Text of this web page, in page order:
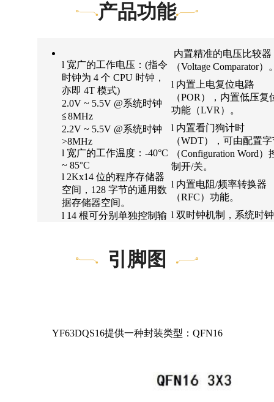
产品功能
l 宽广的工作电压：(指令
时钟为 4 个 CPU 时钟，
亦即 4T 模式)
2.0V ~ 5.5V @系统时钟
≦8MHz
2.2V ~ 5.5V @系统时钟
>8MHz
l 宽广的工作温度：-40°C
~ 85°C
l 2Kx14 位的程序存储器
空间，128 字节的通用数
据存储器空间。
l 14 根可分别单独控制输
I/O 脚输出可选择
（POR）
内置精准的电压比较器
（Voltage Comparator）
l 内置上电复位电路
（POR），内置低压复
功能（LVR ）。
l 内置看门狗计时
（WDT），可由配置
（Configuration Word）
制开/关。
l 内置电阻/频率转换器
（RFC）功能。
l双时钟机制，系统时
l 四种工作模式可随系
引脚图
YF63DQS16提供一种封装类型：QFN16